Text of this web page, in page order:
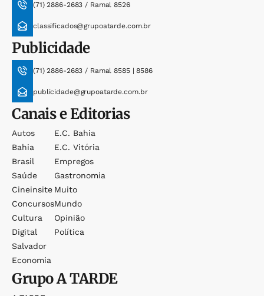
(71) 2886-2683 / Ramal 8526
classificados@grupoatarde.com.br
Publicidade
(71) 2886-2683 / Ramal 8585 | 8586
publicidade@grupoatarde.com.br
Canais e Editorias
Autos
Bahia
Brasil
Saúde
Cineinsite
Concursos
Cultura
Digital
Salvador
Economia
E.c. Bahia
E.c. Vitória
Empregos
Gastronomia
Muito
Mundo
Opinião
Política
GrupoA TARDE